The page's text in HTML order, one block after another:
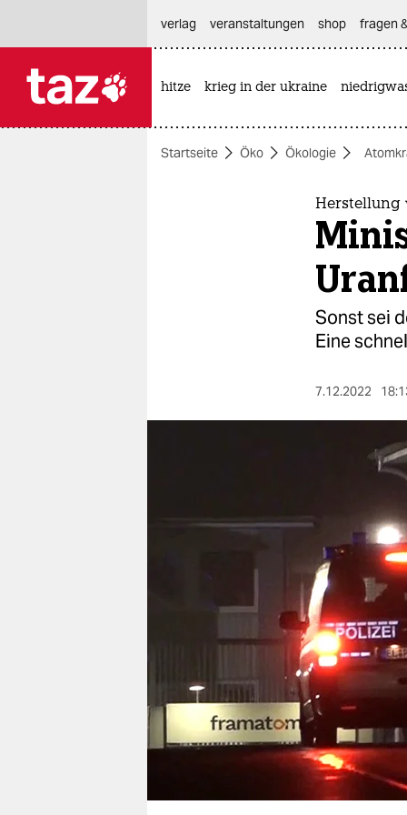
themen
verlag
veranstaltungen
unterstützen
abo
verlag
veranstaltungen shop fragen
hitze krieg in der ukraine
Startseite Öko Ökologie
Herstellung
Sonst sei
Eine
7.12.2022